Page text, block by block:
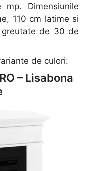
Dimensiunile
110 cm latime si
de 30 de
de culori:
– Lisabona